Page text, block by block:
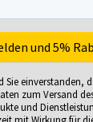
Sie einverstanden,
zum Versand
und
mit Wirkung für